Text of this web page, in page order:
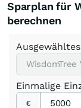
Sparplan für
berechnen
Einmalige
€